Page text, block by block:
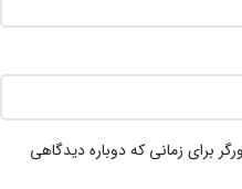
برای زمانی که دوباره دیدگاهی